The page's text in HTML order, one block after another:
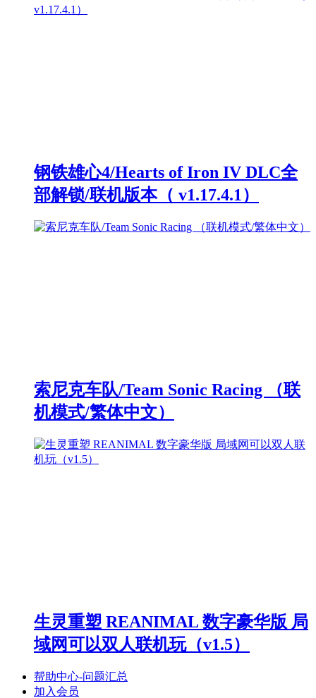
钢铁雄心4/Hearts of Iron IV DLC全
部解锁/联机版本（ v1.17.4.1）
索尼克车队/Team Sonic Racing （联
机模式/繁体中文）
生灵重塑 REANIMAL 数字豪华版 局
域网可以双人联机玩（v1.5）
帮助中心-问题汇总
加入会员